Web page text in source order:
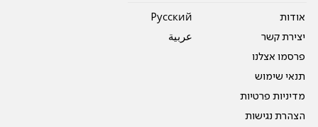
אודות
יצירת קשר
פרסמו אצלנו
תנאי שימוש
מדיניות פרטיות
הצהרת נגישות
Pусский
عربية